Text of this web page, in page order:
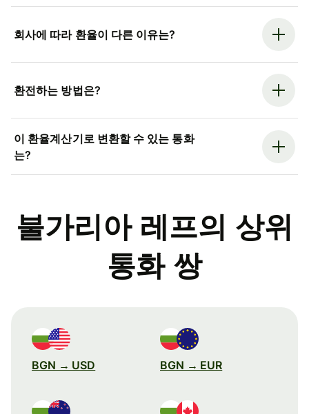
회사에 따라 환율이 다른 이유는?
환전하는 방법은?
이 환율계산기로 변환할 수 있는 통화
는?
불가리아 레프의 상위
통화 쌍
BGN → USD BGN → EUR